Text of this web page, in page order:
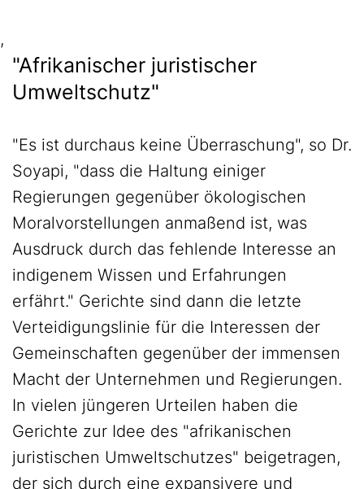
,
"Afrikanischer juristischer
Umweltschutz"
"Es ist durchaus keine Überraschung", so Dr.
Soyapi, "dass die Haltung einiger
Regierungen gegenüber ökologischen
Moralvorstellungen anmaßend ist, was
Ausdruck durch das fehlende Interesse an
indigenem Wissen und Erfahrungen
erfährt." Gerichte sind dann die letzte
Verteidigungslinie für die Interessen der
Gemeinschaften gegenüber der immensen
Macht der Unternehmen und Regierungen.
In vielen jüngeren Urteilen haben die
Gerichte zur Idee des "afrikanischen
juristischen Umweltschutzes" beigetragen,
der sich durch eine expansivere und